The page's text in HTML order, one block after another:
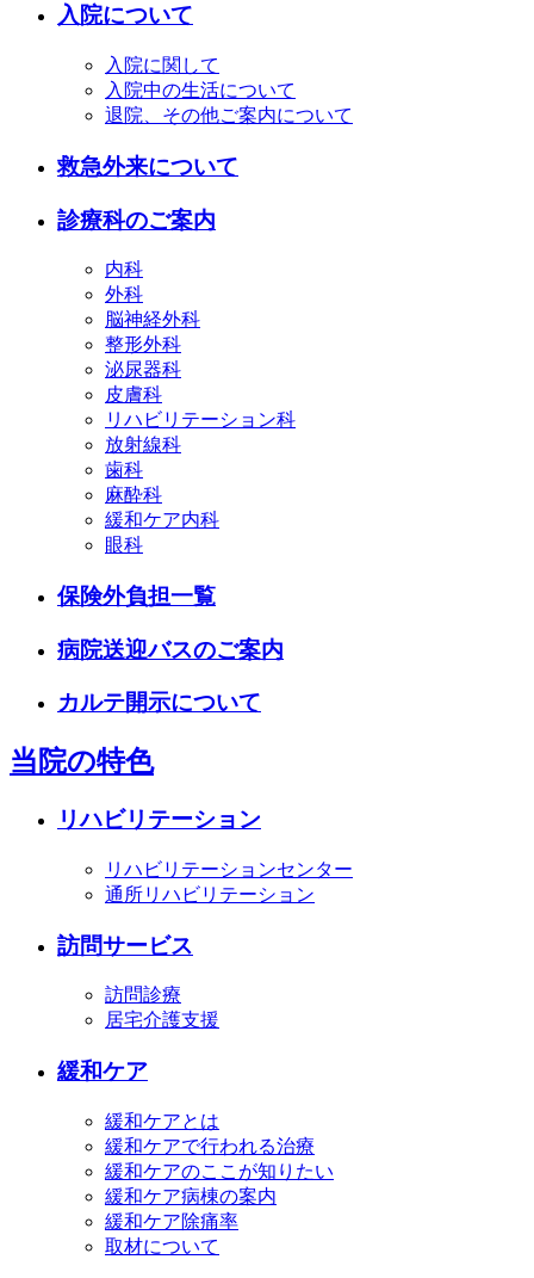
入院について
入院に関して
入院中の生活について
退院、その他ご案内について
救急外来について
診療科のご案内
内科
外科
脳神経外科
整形外科
泌尿器科
皮膚科
リハビリテーション科
放射線科
歯科
麻酔科
緩和ケア内科
眼科
保険外負担一覧
病院送迎バスのご案内
カルテ開示について
当院の特色
リハビリテーション
リハビリテーションセンター
通所リハビリテーション
訪問サービス
訪問診療
居宅介護支援
緩和ケア
緩和ケアとは
緩和ケアで行われる治療
緩和ケアのここが知りたい
緩和ケア病棟の案内
緩和ケア除痛率
取材について